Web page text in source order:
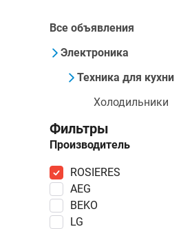
Все объявления
Электроника
Техника для кухни
Холодильники
Фильтры
Производитель
ROSIERES
AEG
BEKO
LG